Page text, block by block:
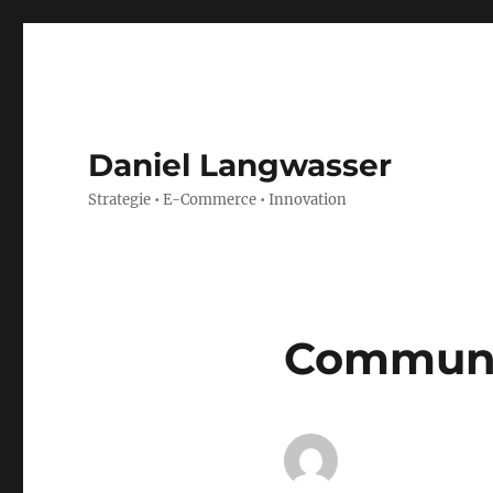
Daniel Langwasser
Strategie • E-Commerce • Innovation